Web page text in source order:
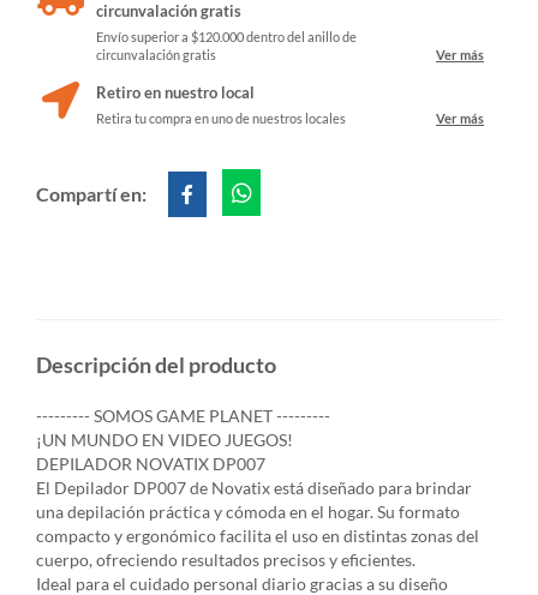
circunvalación gratis
Envío superior a $120.000 dentro del anillo de
circunvalación gratis
Ver más
Retiro en nuestro local
Retira tu compra en uno de nuestros locales Ver más
Compartí en:
Descripción del producto
--------- SOMOS GAME PLANET ---------
¡UN MUNDO EN VIDEO JUEGOS!
DEPILADOR NOVATIX DP007
El Depilador DP007 de Novatix está diseñado para brindar
una depilación práctica y cómoda en el hogar. Su formato
compacto y ergonómico facilita el uso en distintas zonas del
cuerpo, ofreciendo resultados precisos y eficientes.
Ideal para el cuidado personal diario gracias a su diseño